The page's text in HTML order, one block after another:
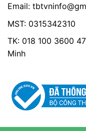
Email:
MST: 0315342310
TK: 018 100 3600
Minh